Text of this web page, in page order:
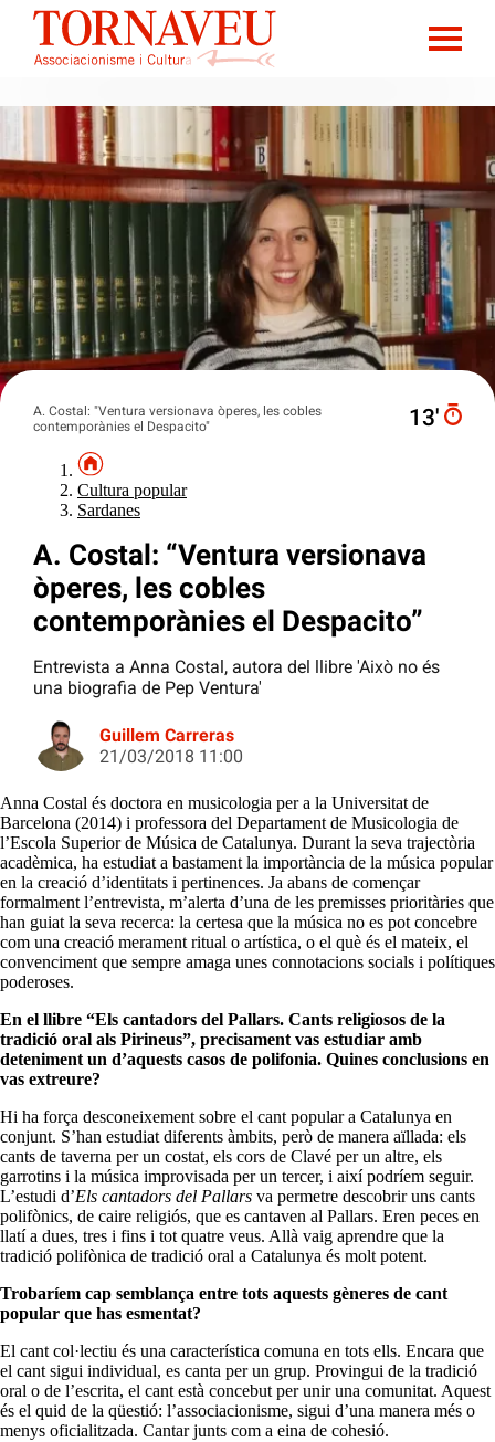
A. Costal: "Ventura versionava òperes, les cobles
contemporànies el Despacito"
13′
Cultura popular
Sardanes
A. Costal: “Ventura versionava
òperes, les cobles
contemporànies el Despacito”
Entrevista a Anna Costal, autora del llibre 'Això no és
una biografia de Pep Ventura'
Guillem Carreras
21/03/2018 11:00
Anna Costal és doctora en musicologia per a la Universitat de
Barcelona (2014) i professora del Departament de Musicologia de
l’Escola Superior de Música de Catalunya. Durant la seva trajectòria
acadèmica, ha estudiat a bastament la importància de la música popular
en la creació d’identitats i pertinences. Ja abans de començar
formalment l’entrevista, m’alerta d’una de les premisses prioritàries que
han guiat la seva recerca: la certesa que la música no es pot concebre
com una creació merament ritual o artística, o el què és el mateix, el
convenciment que sempre amaga unes connotacions socials i polítiques
poderoses.
En el llibre “Els cantadors del Pallars. Cants religiosos de la
tradició oral als Pirineus”, precisament vas estudiar amb
deteniment un d’aquests casos de polifonia. Quines conclusions en
vas extreure?
Hi ha força desconeixement sobre el cant popular a Catalunya en
conjunt. S’han estudiat diferents àmbits, però de manera aïllada: els
cants de taverna per un costat, els cors de Clavé per un altre, els
garrotins i la música improvisada per un tercer, i així podríem seguir.
L’estudi d’Els cantadors del Pallars va permetre descobrir uns cants
polifònics, de caire religiós, que es cantaven al Pallars. Eren peces en
llatí a dues, tres i fins i tot quatre veus. Allà vaig aprendre que la
tradició polifònica de tradició oral a Catalunya és molt potent.
Trobaríem cap semblança entre tots aquests gèneres de cant
popular que has esmentat?
El cant col·lectiu és una característica comuna en tots ells. Encara que
el cant sigui individual, es canta per un grup. Provingui de la tradició
oral o de l’escrita, el cant està concebut per unir una comunitat. Aquest
és el quid de la qüestió: l’associacionisme, sigui d’una manera més o
menys oficialitzada. Cantar junts com a eina de cohesió.